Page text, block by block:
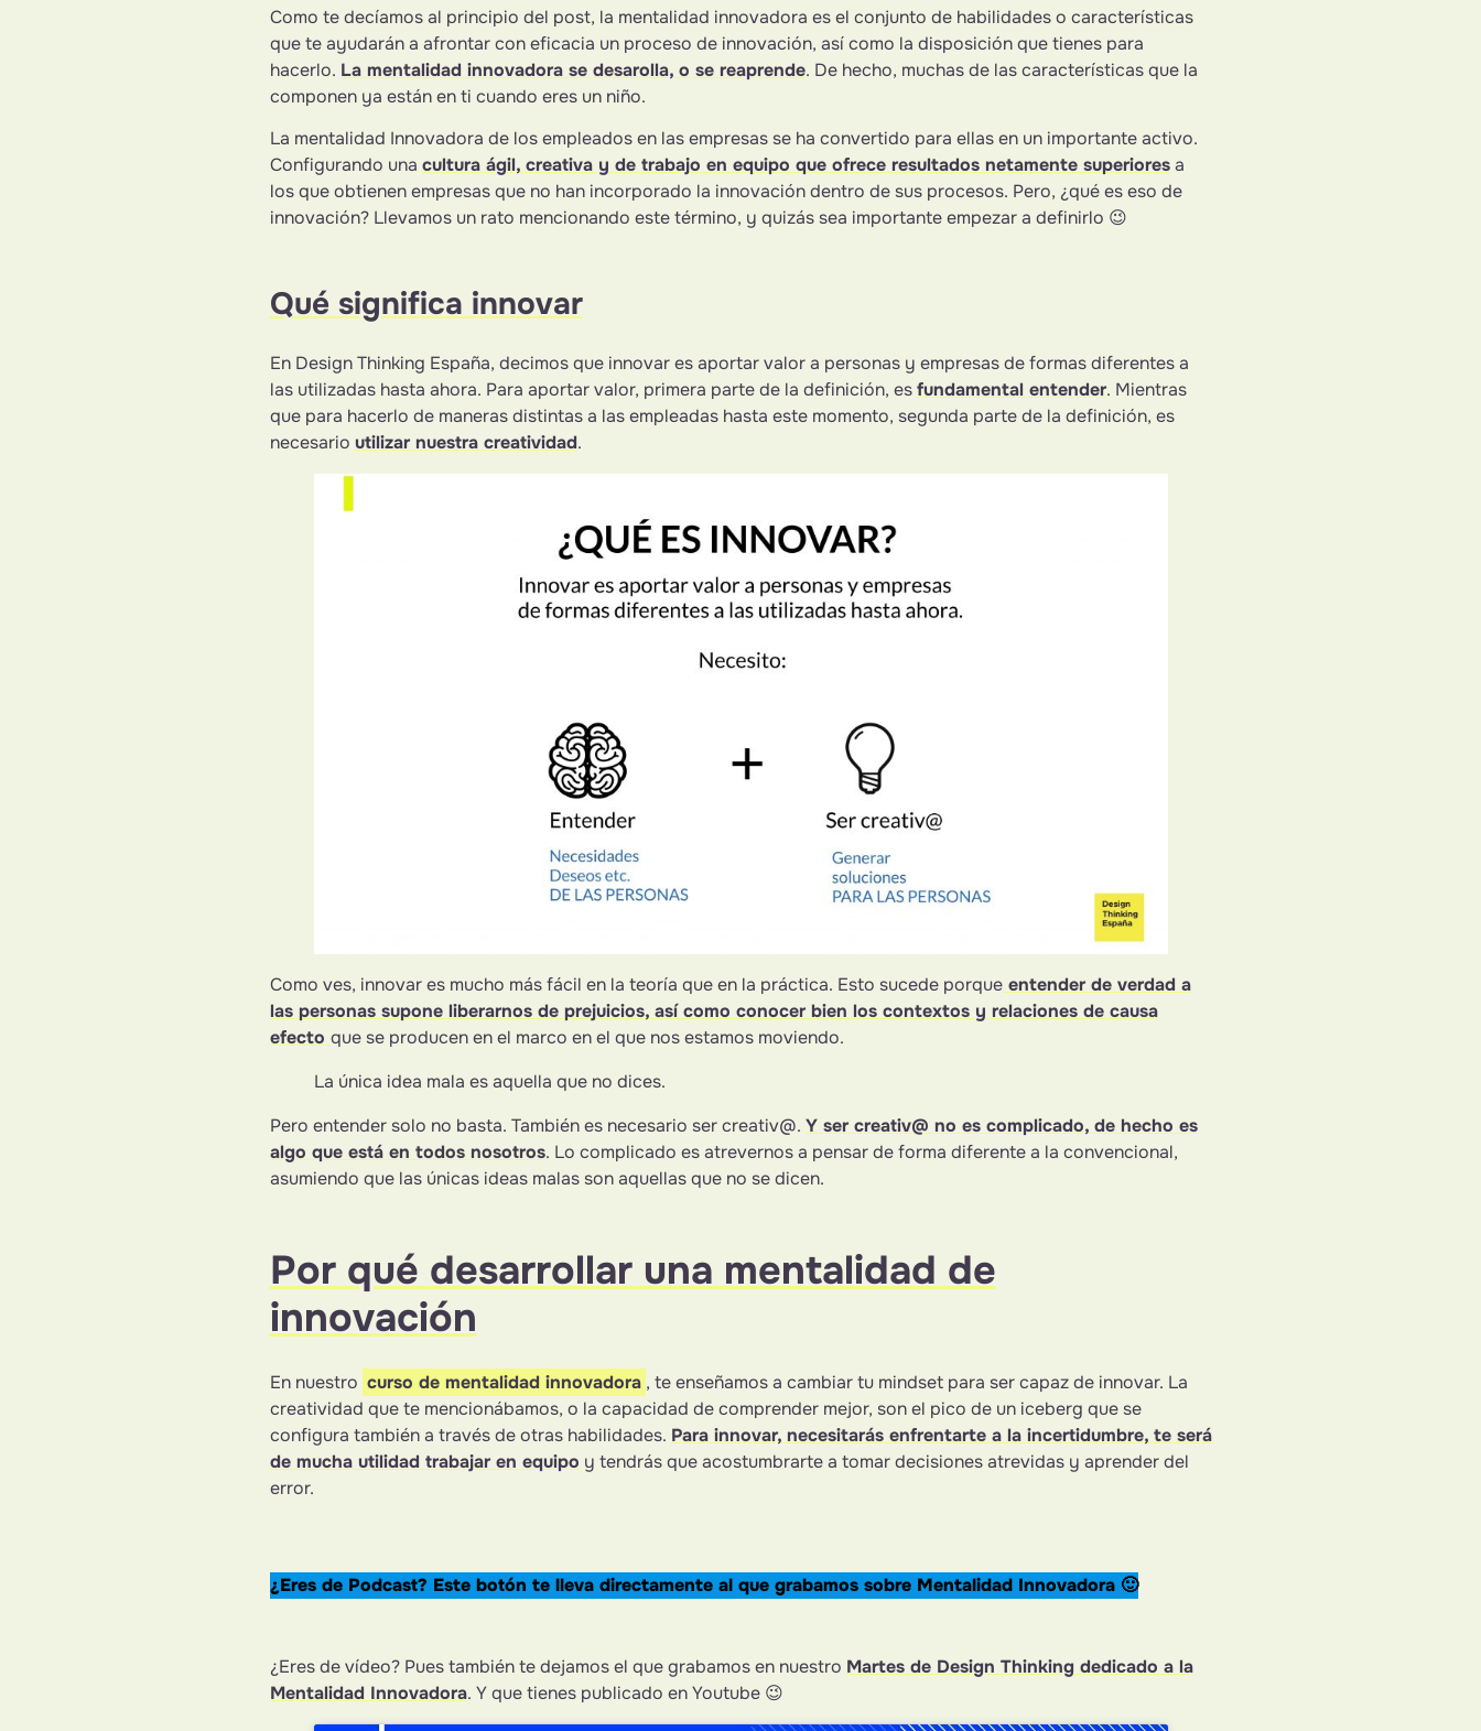
Como te decíamos al principio del post, la mentalidad innovadora es el conjunto de habilidades o características
que te ayudarán a afrontar con eficacia un proceso de innovación, así como la disposición que tienes para
hacerlo. La mentalidad innovadora se desarolla, o se reaprende. De hecho, muchas de las características que la
componen ya están en ti cuando eres un niño.
La mentalidad Innovadora de los empleados en las empresas se ha convertido para ellas en un importante activo.
Configurando una cultura ágil, creativa y de trabajo en equipo que ofrece resultados netamente superioresa
los que obtienen empresas que no han incorporado la innovación dentro de sus procesos. Pero, ¿qué es eso de
innovación? Llevamos un rato mencionando este término, y quizás sea importante empezar a definirlo 😉
Qué significa innovar
En Design Thinking España, decimos que innovar es aportar valor a personas y empresas de formas diferentes a
las utilizadas hasta ahora. Para aportar valor, primera parte de la definición, esfundamental entender. Mientras
que para hacerlo de maneras distintas a las empleadas hasta este momento, segunda parte de la definición, es
necesario utilizar nuestra creatividad.
Como ves, innovar es mucho más fácil en la teoría que en la práctica. Esto sucede porqueentender de verdad a
las personas supone liberarnos de prejuicios, así como conocer bien los contextos y relaciones de causa
efecto que se producen en el marco en el que nos estamos moviendo.
La única idea mala es aquella que no dices.
Pero entender solo no basta. También es necesario ser creativ@. Y ser creativ@ no es complicado, de hecho es
algo que está en todos nosotros. Lo complicado es atrevernos a pensar de forma diferente a la convencional,
asumiendo que las únicas ideas malas son aquellas que no se dicen.
Por qué desarrollar una mentalidad de
innovación
En nuestro curso de mentalidad innovadora , te enseñamos a cambiar tu mindset para ser capaz de innovar. La
creatividad que te mencionábamos, o la capacidad de comprender mejor, son el pico de un iceberg que se
configura también a través de otras habilidades. Para innovar, necesitarás enfrentarte a la incertidumbre, te será
de mucha utilidad trabajar en equipo y tendrás que acostumbrarte a tomar decisiones atrevidas y aprender del
error.
¿Eres de Podcast? Este botón te lleva directamente al que grabamos sobre Mentalidad Innovadora 🙂
¿Eres de vídeo? Pues también te dejamos el que grabamos en nuestro Martes de Design Thinking dedicado a la
Mentalidad Innovadora. Y que tienes publicado en Youtube 😉